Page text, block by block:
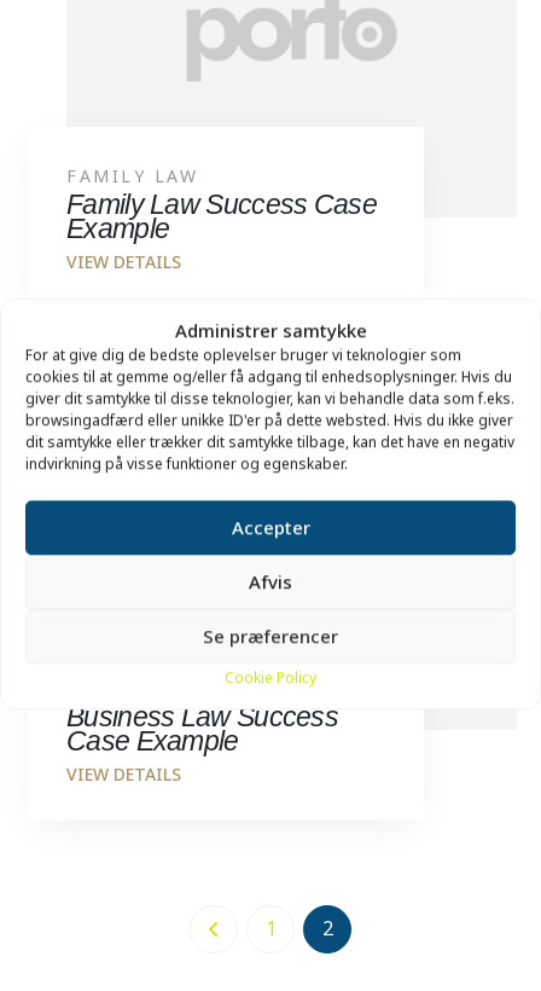
Administrer samtykke
For at give dig de bedste oplevelser bruger vi teknologier som
cookies til at gemme og/eller få adgang til enhedsoplysninger. Hvis du
giver dit samtykke til disse teknologier, kan vi behandle data som f.eks.
browsingadfærd eller unikke ID'er på dette websted. Hvis du ikke giver
dit samtykke eller trækker dit samtykke tilbage, kan det have en negativ
indvirkning på visse funktioner og egenskaber.
Accepter
Afvis
Se præferencer
Cookie Policy
Family Law Success Case
Example
FAMILY LAW
Business Law Success
Case Example
1 2